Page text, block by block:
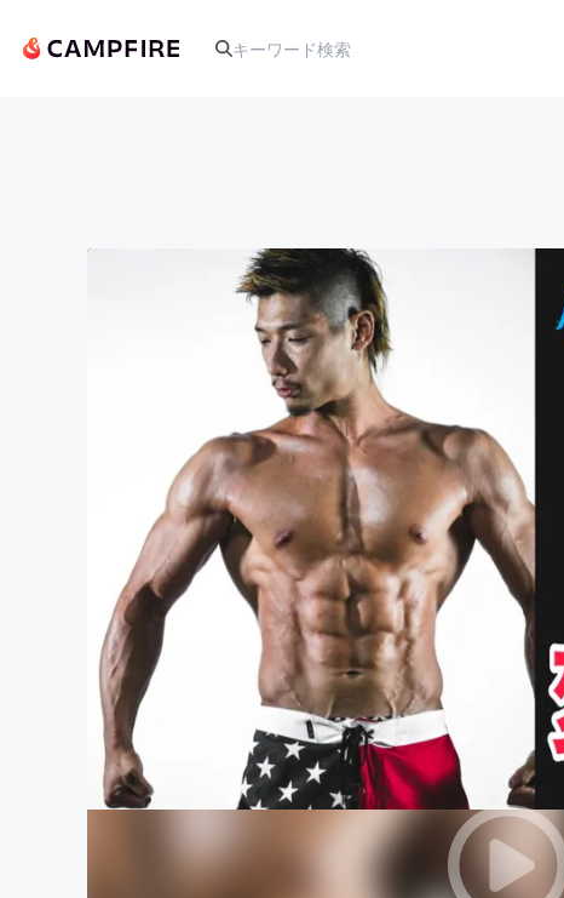
アート・写真
テクノロジー・ガジェット
映像・映画
ビジネス・起業
まちづくり・地域活性化